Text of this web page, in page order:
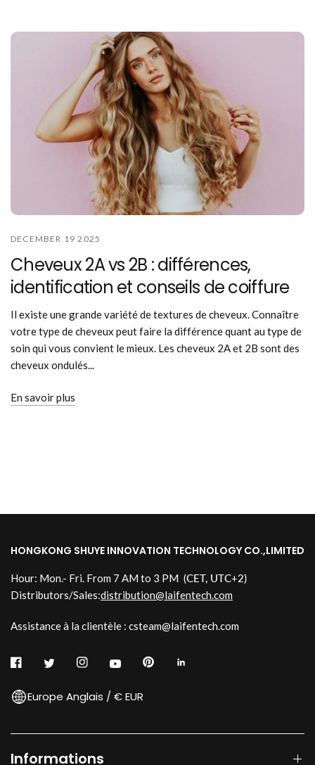
DECEMBER 19 2025
Cheveux 2A vs 2B : différences,
identification et conseils de coiffure
Il existe une grande variété de textures de cheveux. Connaître
votre type de cheveux peut faire la différence quant au type de
soin qui vous convient le mieux. Les cheveux 2A et 2B sont des
cheveux ondulés...
En savoir plus
HONGKONG SHUYE INNOVATION TECHNOLOGY CO.,LIMITED
Hour: Mon.- Fri. From 7 AM to 3 PM (CET, UTC+2)
Distributors/Sales:distribution@laifentech.com
Assistance à la clientèle : csteam@laifentech.com
Europe Anglais / € EUR
Informations